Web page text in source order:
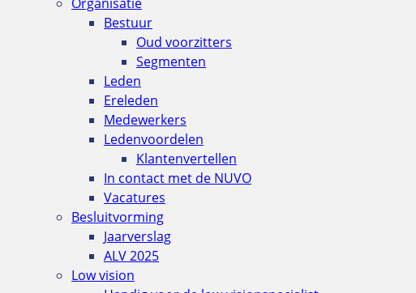
Bestuur
Oud voorzitters
Segmenten
Leden
Ereleden
Medewerkers
Ledenvoordelen
Klantenvertellen
In contact met de NUVO
Vacatures
Besluitvorming
Jaarverslag
ALV 2025
Low vision